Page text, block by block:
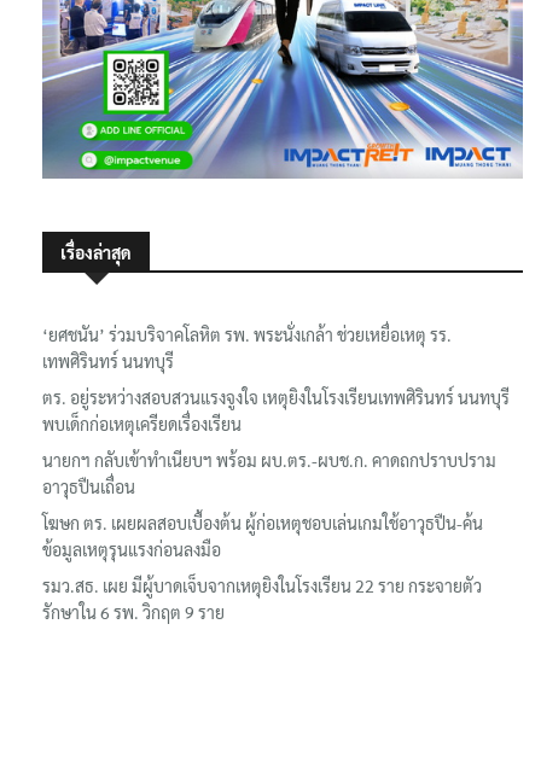
เรื่องล่าสุด
‘ยศชนัน’ ร่วมบริจาคโลหิต รพ. พระนั่งเกล้า ช่วยเหยื่อเหตุ รร.
เทพศิรินทร์ นนทบุรี
ตร. อยู่ระหว่างสอบสวนแรงจูงใจ เหตุยิงในโรงเรียนเทพศิรินทร์ นนทบุรี
พบเด็กก่อเหตุเครียดเรื่องเรียน
นายกฯ กลับเข้าทำเนียบฯ พร้อม ผบ.ตร.-ผบช.ก. คาดถกปราบปราม
อาวุธปืนเถื่อน
โฆษก ตร. เผยผลสอบเบื้องต้น ผู้ก่อเหตุชอบเล่นเกมใช้อาวุธปืน-ค้น
ข้อมูลเหตุรุนแรงก่อนลงมือ
รมว.สธ. เผย มีผู้บาดเจ็บจากเหตุยิงในโรงเรียน 22 ราย กระจายตัว
รักษาใน 6 รพ. วิกฤต 9 ราย